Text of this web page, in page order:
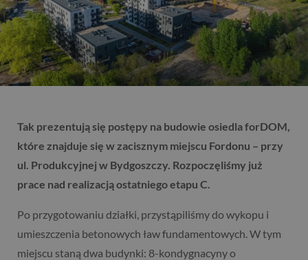
Tak prezentują się postępy na budowie osiedla forDOM,
które znajduje się w zacisznym miejscu Fordonu – przy
ul. Produkcyjnej w Bydgoszczy. Rozpoczęliśmy już
prace nad realizacją ostatniego etapu C.
Po przygotowaniu działki, przystąpiliśmy do wykopu i
umieszczenia betonowych ław fundamentowych. W tym
miejscu staną dwa budynki: 8-kondygnacyny o